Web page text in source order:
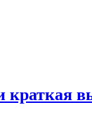
краткая